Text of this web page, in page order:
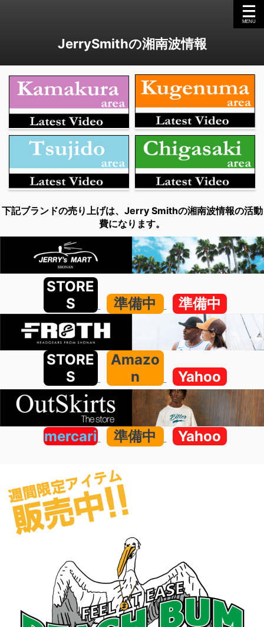
JerrySmithの湘南波情報
下記ブランドの売り上げは、Jerry Smithの湘南波情報の活動
費になります。
STORE
S
準備中 準備中
STORE
S
Amazo
n
Yahoo
mercari 準備中 Yahoo